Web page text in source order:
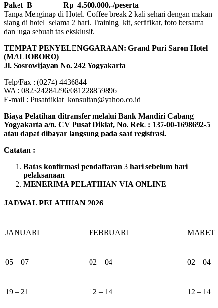
Paket B
Rp 4.500.000,-/peserta
Tanpa Menginap di Hotel, Coffee break 2 kali sehari dengan makan
siang di hotel selama 2 hari. Training kit, sertifikat, foto bersama
dan juga sebuah tas eksklusif.
TEMPAT PENYELENGGARAAN: Grand Puri Saron Hotel
(MALIOBORO)
Jl. Sosrowijayan No. 242 Yogyakarta
Telp/Fax : (0274) 4436844
WA : 082324284296/081228859896
E-mail : Pusatdiklat_konsultan@yahoo.co.id
Biaya Pelatihan ditransfer melalui Bank Mandiri Cabang
Yogyakarta a/n. CV Pusat Diklat, No. Rek. : 137-00-1698692-5
atau dapat dibayar langsung pada saat registrasi.
Catatan :
Batas konfirmasi pendaftaran 3 hari sebelum hari
pelaksanaan
MENERIMA PELATIHAN VIA ONLINE
JADWAL PELATIHAN 2026
JANUARI FEBRUARI MARET
05 – 07 02 – 04 02 – 04
19 – 21 12 – 14 12 – 14